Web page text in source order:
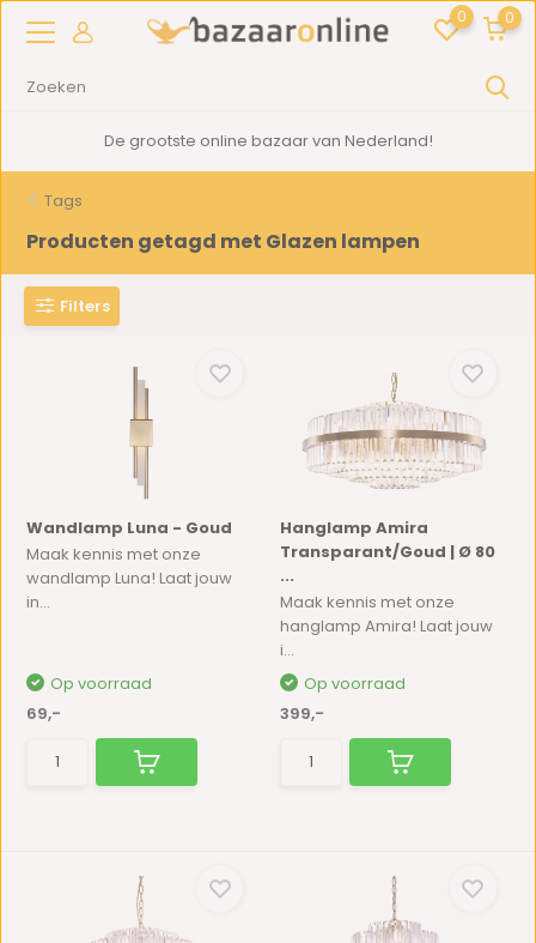
0 0
2000m2showroom in Woerden
Tags
Producten getagd met Glazen lampen
Filters
Wandlamp Luna - Goud
Maak kennis met onze
wandlamp Luna! Laat jouw
in...
Op voorraad
69,-
Hanglamp Amira
Transparant/Goud | Ø 80
...
Maak kennis met onze
hanglamp Amira! Laat jouw
i...
Op voorraad
399,-